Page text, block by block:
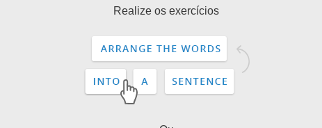
Realize os exercícios